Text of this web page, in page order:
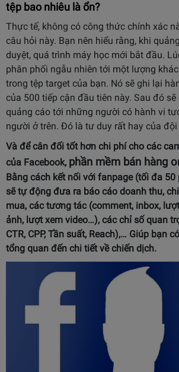
tệp bao nhiêu là ổn?
Thực tế, không có công thức chính xác
câu hỏi này. Bạn nên hiểu rằng, khi
duyệt, quá trình máy học mới bắt đầu.
phân phối ngẫu nhiên tới một lượng
trong tệp target của bạn. Nó sẽ ghi lại
của 500 tiếp cận đầu tiên này. Sau đó
quảng cáo tới những người có hành vi
người ở trên. Đó là tư duy rất hay của đội
Và để cân đối tốt hơn chi phí cho các
của Facebook, phần mềm bán hàng
Bằng cách kết nối với fanpage (tối đa 50
sẽ tự động đưa ra báo cáo doanh thu,
mua, các tương tác (comment, inbox,
ảnh, lượt xem video…), các chỉ số quan
CTR, CPP, Tần suất, Reach),… Giúp bạn
tổng quan đến chi tiết về chiến dịch.